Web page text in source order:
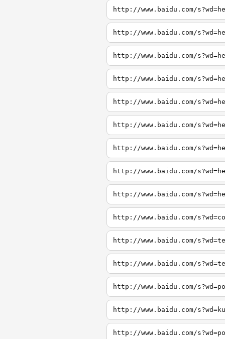
http://www.baidu.com/
http://www.baidu.com/
http://www.baidu.com/
http://www.baidu.com/
http://www.baidu.com/
http://www.baidu.com/
http://www.baidu.com/
http://www.baidu.com/
http://www.baidu.com/
http://www.baidu.com/
http://www.baidu.com/
http://www.baidu.com/
http://www.baidu.com/
http://www.baidu.com/
http://www.baidu.com/